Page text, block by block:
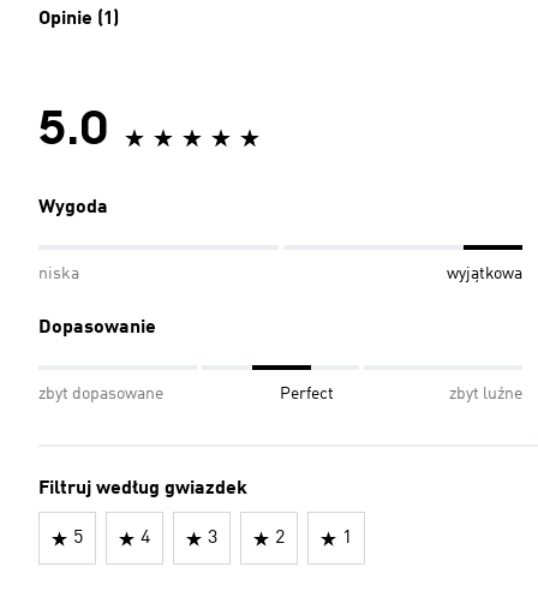
Opinie (1)
5.0
Wygoda
niska wyjątkowa
Dopasowanie
zbyt dopasowane Perfect zbyt luźne
Filtruj według gwiazdek
5 4 3 2 1